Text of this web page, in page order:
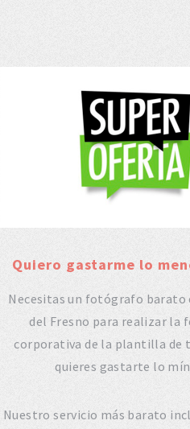
Quiero gastarme lo
Necesitas un fotógrafo barato
del Fresno para realizar la
corporativa de la plantilla de
quieres gastarte lo
Nuestro servicio más barato